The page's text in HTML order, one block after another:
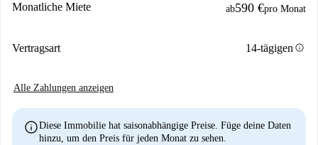
Monatliche Miete ab590 €pro Monat
Vertragsart 14-tägigeninfo
Alle Zahlungen anzeigen
infoDiese Immobilie hat saisonabhängige Preise. Füge deine Daten
hinzu, um den Preis für jeden Monat zu sehen.